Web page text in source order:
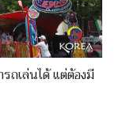
ถเล่นได้ แต่ต้องมี